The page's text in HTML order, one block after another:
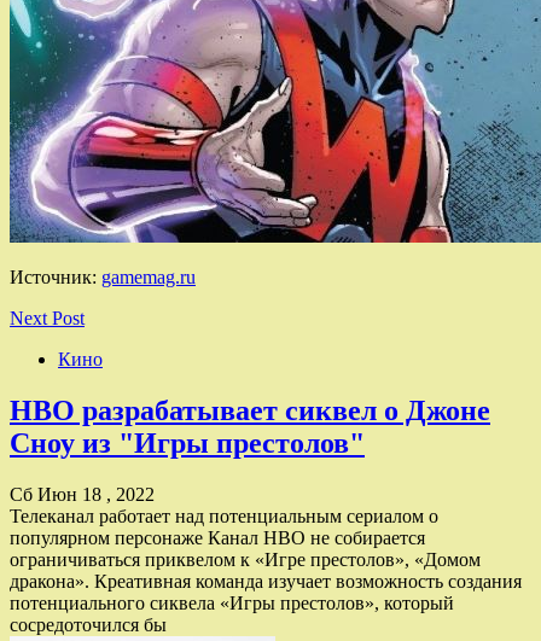
Источник: gamemag.ru
Next Post
Кино
HBO разрабатывает сиквел о Джоне
Сноу из "Игры престолов"
Сб Июн 18 , 2022
Телеканал работает над потенциальным сериалом о
популярном персонаже Канал HBO не собирается
ограничиваться приквелом к «Игре престолов», «Домом
дракона». Креативная команда изучает возможность создания
потенциального сиквела «Игры престолов», который
сосредоточился бы